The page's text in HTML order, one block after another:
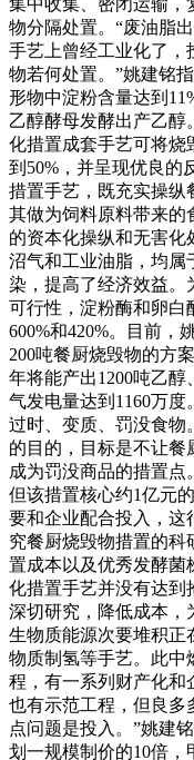
物分隔处置。“废油脂
手艺上曾经工业化了，
物若何处置。”姚建铭
形物中淀粉含量达到
乙醇酵母发酵出产乙
化措置成套手艺可将烧
到50%，并呈现优良的
措置手艺，既充实操纵
其做为饲料原料带来的
的资本化操纵和无害化
沼气和工业油脂，均属
染，提高了经济效益。
可行性，淀粉酶和卵白
600%和420%。目前，
200吨餐厨烧毁物的方
年将能产出1200吨乙醇
气发电量达到1160万
过时、变质、罚没食物
的目的，目标是不让
成为罚没商品的措置点
但该措置核心约1亿元
要和企业配合投入，这
究餐厨烧毁物措置的科
置成本以及优秀发酵菌
化措置手艺并没有达到
深切研究，降低成本，
生物质能源次要堆积正
物质制氢等手艺。此中
程，有一系列财产化和
也有示范工程，但良多
点问题是投入。”姚建
划一规模制价的10倍，